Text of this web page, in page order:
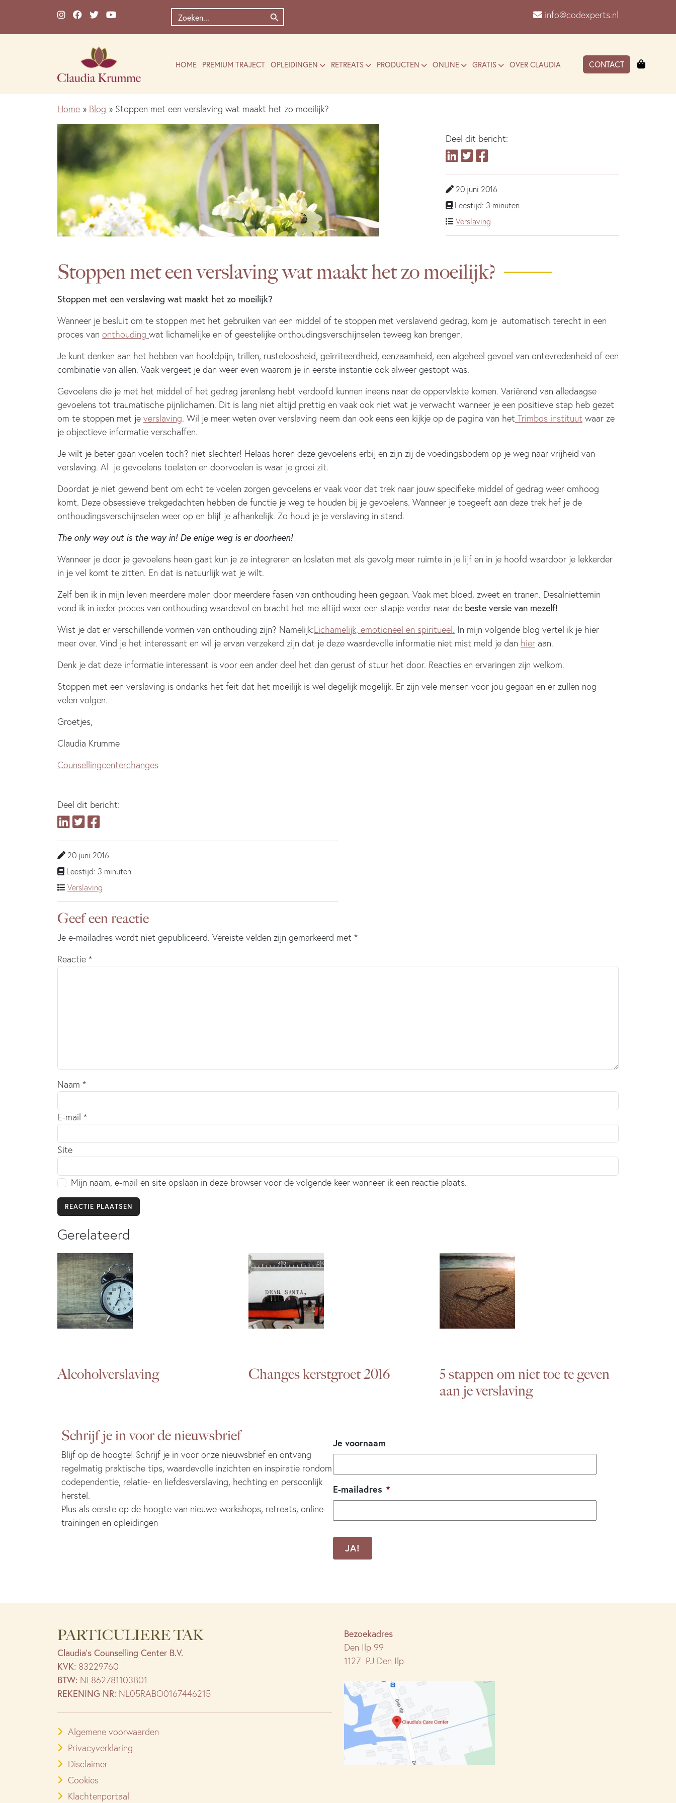
Zoek
naar:
Zoekknop
info@codexperts.nl
HOME PREMIUM TRAJECT OPLEIDINGEN RETREATS PRODUCTEN ONLINE GRATIS OVER CLAUDIA CONTACT
Home » Blog » Stoppen met een verslaving wat maakt het zo moeilijk?
Deel dit bericht:
20 juni 2016
Leestijd: 3 minuten
Verslaving
Stoppen met een verslaving wat maakt het zo moeilijk?
Stoppen met een verslaving wat maakt het zo moeilijk?
Wanneer je besluit om te stoppen met het gebruiken van een middel of te stoppen met verslavend gedrag, kom je automatisch terecht in een
proces van onthouding wat lichamelijke en of geestelijke onthoudingsverschijnselen teweeg kan brengen.
Je kunt denken aan het hebben van hoofdpijn, trillen, rusteloosheid, geïrriteerdheid, eenzaamheid, een algeheel gevoel van ontevredenheid of een
combinatie van allen. Vaak vergeet je dan weer even waarom je in eerste instantie ook alweer gestopt was.
Gevoelens die je met het middel of het gedrag jarenlang hebt verdoofd kunnen ineens naar de oppervlakte komen. Variërend van alledaagse
gevoelens tot traumatische pijnlichamen. Dit is lang niet altijd prettig en vaak ook niet wat je verwacht wanneer je een positieve stap heb gezet
om te stoppen met je verslaving. Wil je meer weten over verslaving neem dan ook eens een kijkje op de pagina van het Trimbos instituut waar ze
je objectieve informatie verschaffen.
Je wilt je beter gaan voelen toch? niet slechter! Helaas horen deze gevoelens erbij en zijn zij de voedingsbodem op je weg naar vrijheid van
verslaving. Al je gevoelens toelaten en doorvoelen is waar je groei zit.
Doordat je niet gewend bent om echt te voelen zorgen gevoelens er vaak voor dat trek naar jouw specifieke middel of gedrag weer omhoog
komt. Deze obsessieve trekgedachten hebben de functie je weg te houden bij je gevoelens. Wanneer je toegeeft aan deze trek hef je de
onthoudingsverschijnselen weer op en blijf je afhankelijk. Zo houd je je verslaving in stand.
The only way out is the way in! De enige weg is er doorheen!
Wanneer je door je gevoelens heen gaat kun je ze integreren en loslaten met als gevolg meer ruimte in je lijf en in je hoofd waardoor je lekkerder
in je vel komt te zitten. En dat is natuurlijk wat je wilt.
Zelf ben ik in mijn leven meerdere malen door meerdere fasen van onthouding heen gegaan. Vaak met bloed, zweet en tranen. Desalniettemin
vond ik in ieder proces van onthouding waardevol en bracht het me altijd weer een stapje verder naar de beste versie van mezelf!
Wist je dat er verschillende vormen van onthouding zijn? Namelijk:Lichamelijk, emotioneel en spiritueel. In mijn volgende blog vertel ik je hier
meer over. Vind je het interessant en wil je ervan verzekerd zijn dat je deze waardevolle informatie niet mist meld je dan hier aan.
Denk je dat deze informatie interessant is voor een ander deel het dan gerust of stuur het door. Reacties en ervaringen zijn welkom.
Stoppen met een verslaving is ondanks het feit dat het moeilijk is wel degelijk mogelijk. Er zijn vele mensen voor jou gegaan en er zullen nog
velen volgen.
Groetjes,
Claudia Krumme
Counsellingcenterchanges
Deel dit bericht:
20 juni 2016
Leestijd: 3 minuten
Verslaving
Geef een reactie
Je e-mailadres wordt niet gepubliceerd. Vereiste velden zijn gemarkeerd met *
Reactie *
Naam *
E-mail *
Site
Mijn naam, e-mail en site opslaan in deze browser voor de volgende keer wanneer ik een reactie plaats.
Gerelateerd
Alcoholverslaving Changes kerstgroet 2016
5 stappen om niet toe te geven
aan je verslaving
Schrijf je in voor de nieuwsbrief
Blijf op de hoogte! Schrijf je in voor onze nieuwsbrief en ontvang
regelmatig praktische tips, waardevolle inzichten en inspiratie rondom
codependentie, relatie- en liefdesverslaving, hechting en persoonlijk
herstel.
Plus als eerste op de hoogte van nieuwe workshops, retreats, online
trainingen en opleidingen
Je voornaam
E-mailadres *
CAPTCHA
PARTICULIERE TAK
Claudia’s Counselling Center B.V.
KVK: 83229760
BTW: NL862781103B01
REKENING NR: NL05RABO0167446215
Algemene voorwaarden
Privacyverklaring
Disclaimer
Cookies
Klachtenportaal
Bezoekadres
Den Ilp 99
1127 PJ Den Ilp